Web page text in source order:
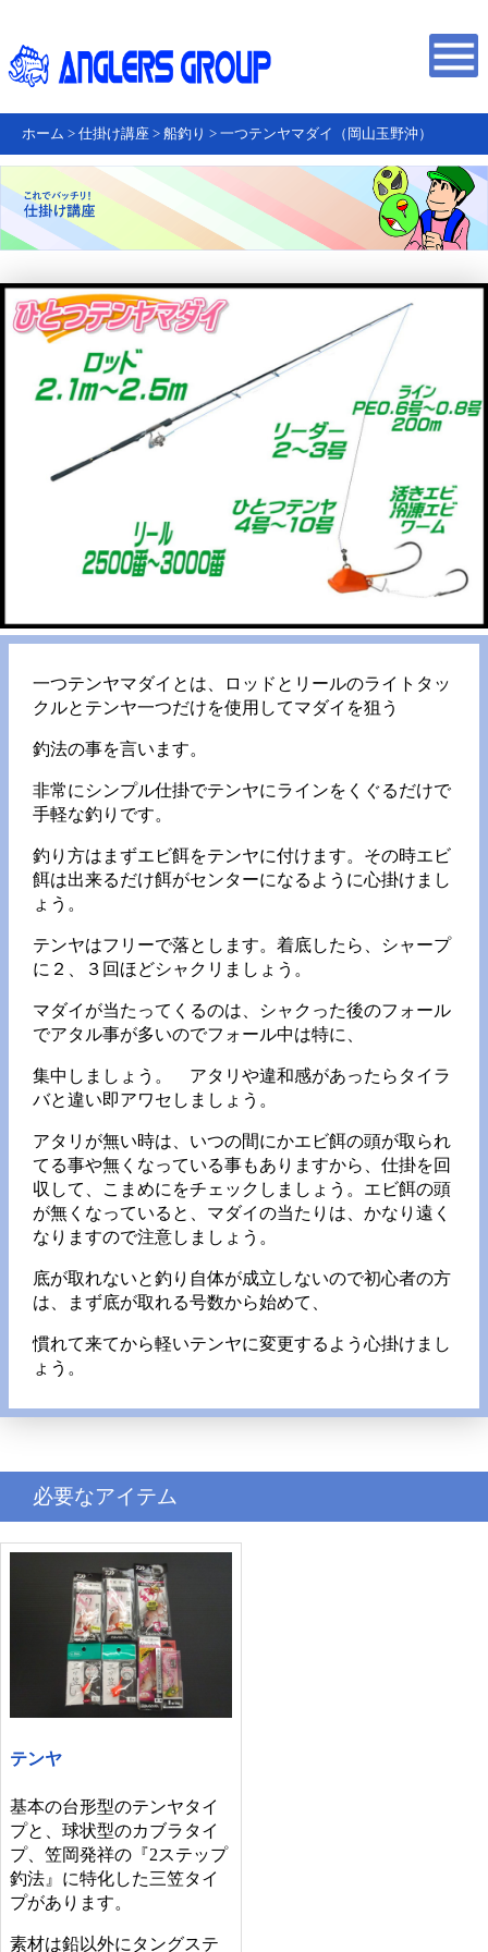
ホーム > 仕掛け講座 > 船釣り > 一つテンヤマダイ（岡山玉野沖）
一つテンヤマダイとは、ロッドとリールのライトタッ
クルとテンヤ一つだけを使用してマダイを狙う
釣法の事を言います。
非常にシンプル仕掛でテンヤにラインをくぐるだけで
手軽な釣りです。
釣り方はまずエビ餌をテンヤに付けます。その時エビ
餌は出来るだけ餌がセンターになるように心掛けまし
ょう。
テンヤはフリーで落とします。着底したら、シャープ
に２、３回ほどシャクリましょう。
マダイが当たってくるのは、シャクった後のフォール
でアタル事が多いのでフォール中は特に、
集中しましょう。 アタリや違和感があったらタイラ
バと違い即アワセしましょう。
アタリが無い時は、いつの間にかエビ餌の頭が取られ
てる事や無くなっている事もありますから、仕掛を回
収して、こまめにをチェックしましょう。エビ餌の頭
が無くなっていると、マダイの当たりは、かなり遠く
なりますので注意しましょう。
底が取れないと釣り自体が成立しないので初心者の方
は、まず底が取れる号数から始めて、
慣れて来てから軽いテンヤに変更するよう心掛けまし
ょう。
必要なアイテム
テンヤ
基本の台形型のテンヤタイ
プと、球状型のカブラタイ
プ、笠岡発祥の『2ステップ
釣法』に特化した三笠タイ
プがあります。
素材は鉛以外にタングステ